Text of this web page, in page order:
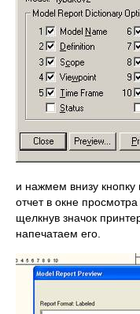
и нажмем внизу
отчет в окне
щелкнув значок
напечатаем его.